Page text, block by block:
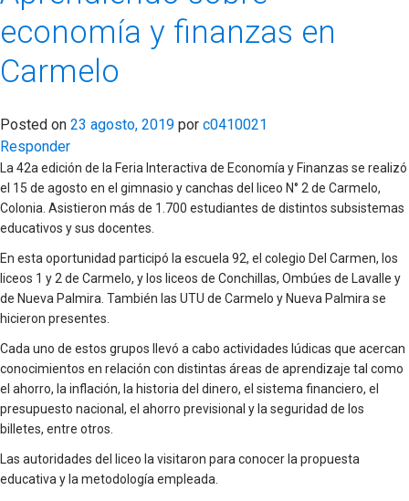
economía y finanzas en
Carmelo
Posted on 23 agosto, 2019 por c0410021
Responder
La 42a edición de la Feria Interactiva de Economía y Finanzas se realizó
el 15 de agosto en el gimnasio y canchas del liceo N° 2 de Carmelo,
Colonia. Asistieron más de 1.700 estudiantes de distintos subsistemas
educativos y sus docentes.
En esta oportunidad participó la escuela 92, el colegio Del Carmen, los
liceos 1 y 2 de Carmelo, y los liceos de Conchillas, Ombúes de Lavalle y
de Nueva Palmira. También las UTU de Carmelo y Nueva Palmira se
hicieron presentes.
Cada uno de estos grupos llevó a cabo actividades lúdicas que acercan
conocimientos en relación con distintas áreas de aprendizaje tal como
el ahorro, la inflación, la historia del dinero, el sistema financiero, el
presupuesto nacional, el ahorro previsional y la seguridad de los
billetes, entre otros.
Las autoridades del liceo la visitaron para conocer la propuesta
educativa y la metodología empleada.